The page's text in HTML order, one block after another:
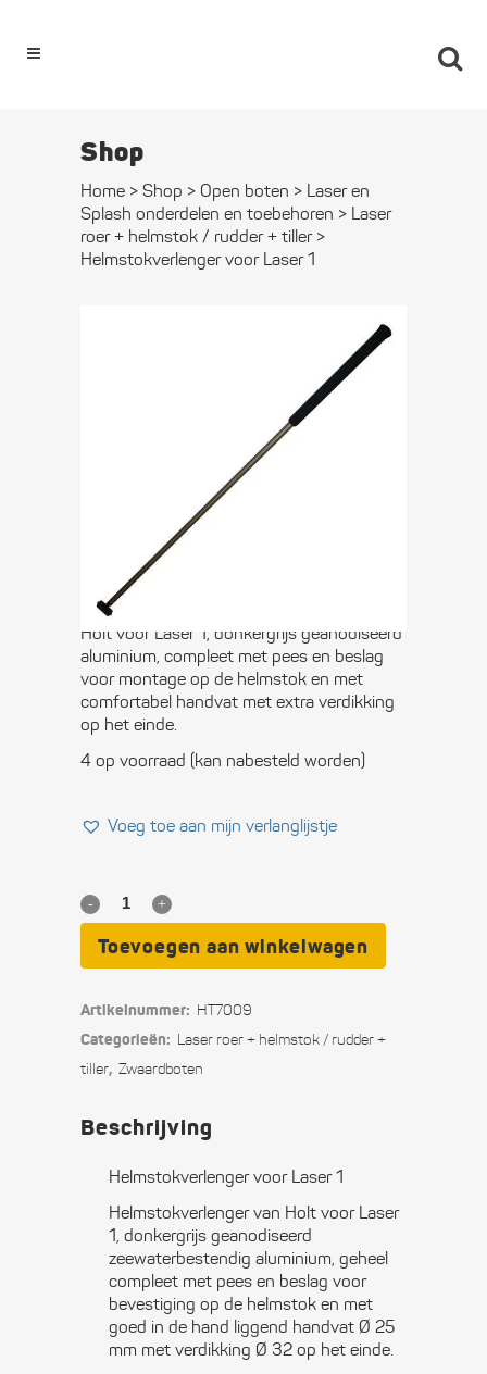
Shop
Home > Shop > Open boten > Laser en
Splash onderdelen en toebehoren > Laser
roer + helmstok / rudder + tiller>
Helmstok­verlenger voor Laser 1
Helmstok­
verlenger voor
Laser 1
41,90
Deluxe helmstokverlenger of joystick van
Holt voor Laser 1, donkergrijs geanodiseerd
aluminium, compleet met pees en beslag
voor montage op de helmstok en met
comfortabel handvat met extra verdikking
op het einde.
4 op voorraad (kan nabesteld worden)
Voeg toe aan mijn verlanglijstje
Helmstok­
verlenger
Laser
1
Toevoegen aan winkelwagen
Artikelnummer: HT7009
Categorieën: Laser roer + helmstok / rudder +
tiller, Zwaard­boten
Beschrijving
Helmstokverlenger voor Laser 1
Helmstokverlenger van Holt voor Laser
1, donkergrijs geanodiseerd
zeewaterbestendig aluminium, geheel
compleet met pees en beslag voor
bevestiging op de helmstok en met
goed in de hand liggend handvat Ø 25
mm met verdikking Ø 32 op het einde.